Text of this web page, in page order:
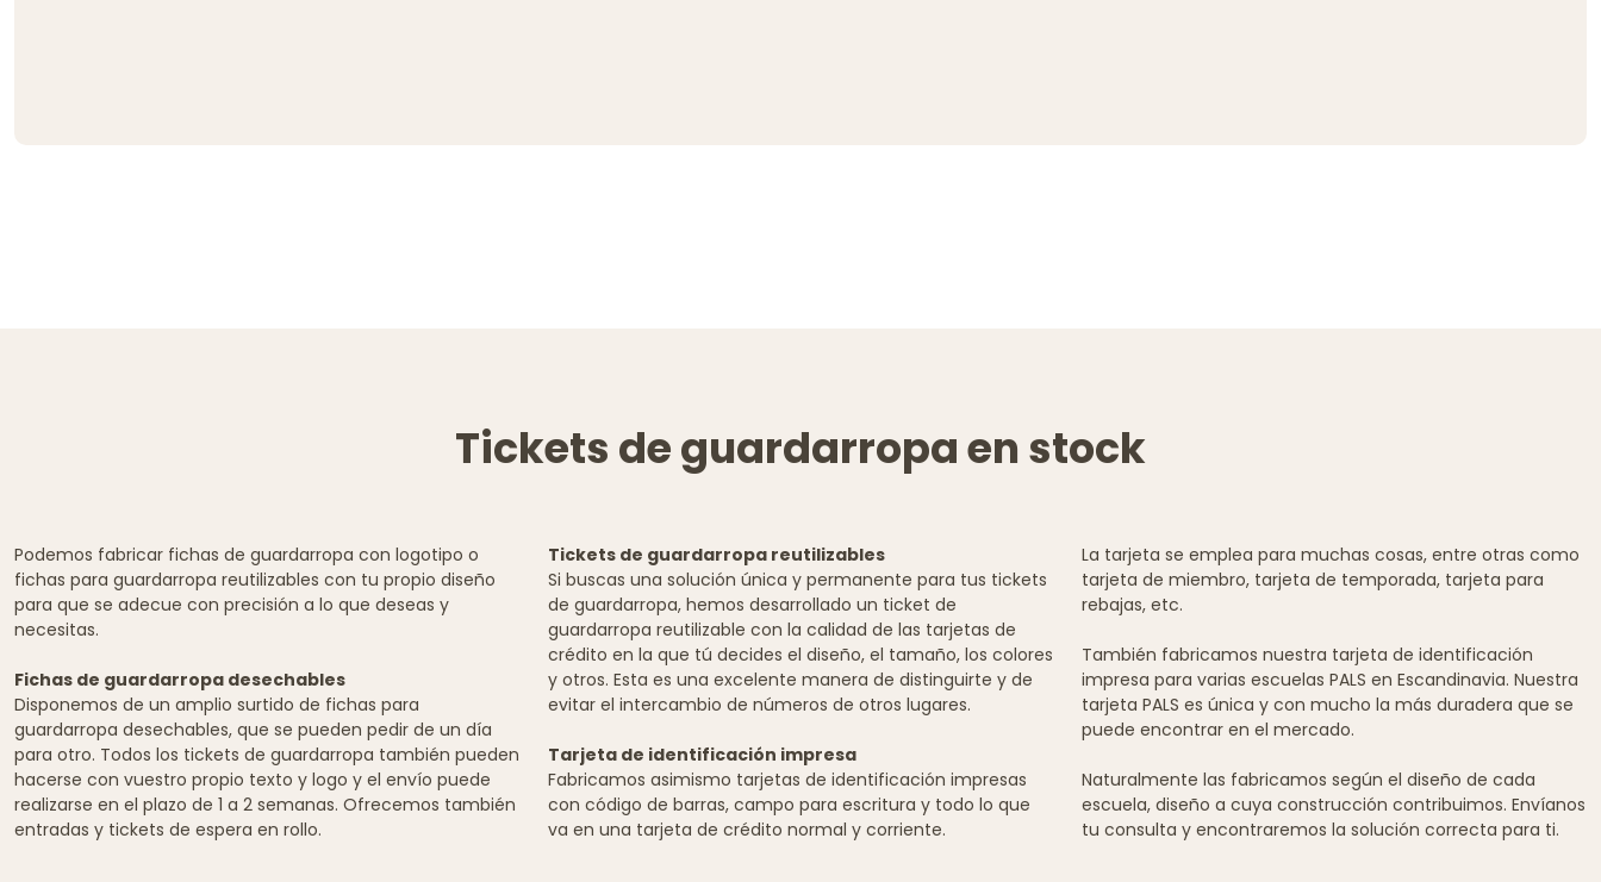
Tickets de guardarropa en stock
Podemos fabricar fichas de guardarropa con logotipo o
fichas para guardarropa reutilizables con tu propio diseño
para que se adecue con precisión a lo que deseas y
necesitas.
Fichas de guardarropa desechables
Disponemos de un amplio surtido de fichas para
guardarropa desechables, que se pueden pedir de un día
para otro. Todos los tickets de guardarropa también pueden
hacerse con vuestro propio texto y logo y el envío puede
realizarse en el plazo de 1 a 2 semanas. Ofrecemos también
entradas y tickets de espera en rollo.
Tickets de guardarropa reutilizables
Si buscas una solución única y permanente para tus tickets
de guardarropa, hemos desarrollado un ticket de
guardarropa reutilizable con la calidad de las tarjetas de
crédito en la que tú decides el diseño, el tamaño, los colores
y otros. Esta es una excelente manera de distinguirte y de
evitar el intercambio de números de otros lugares.
Tarjeta de identificación impresa
Fabricamos asimismo tarjetas de identificación impresas
con código de barras, campo para escritura y todo lo que
va en una tarjeta de crédito normal y corriente.
La tarjeta se emplea para muchas cosas, entre otras como
tarjeta de miembro, tarjeta de temporada, tarjeta para
rebajas, etc.
También fabricamos nuestra tarjeta de identificación
impresa para varias escuelas PALS en Escandinavia. Nuestra
tarjeta PALS es única y con mucho la más duradera que se
puede encontrar en el mercado.
Naturalmente las fabricamos según el diseño de cada
escuela, diseño a cuya construcción contribuimos. Envíanos
tu consulta y encontraremos la solución correcta para ti.